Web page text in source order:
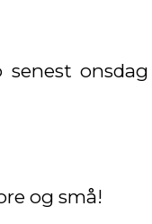
onsdag
og små!